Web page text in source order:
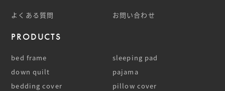
よくある質問 お問い合わせ
PRODUCTS
bed frame
sleeping pad
down quilt
pajama
bedding cover
pillow cover